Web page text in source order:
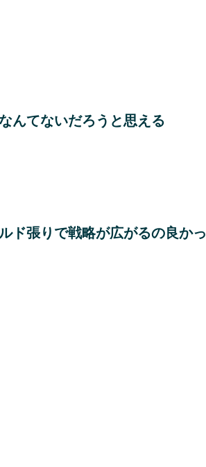
んてないだろうと思える
ド張りで戦略が広がるの良かっ